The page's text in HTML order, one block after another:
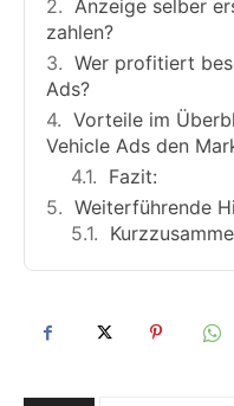
Anzeige selber
zahlen?
Wer profitiert
Ads?
Vorteile im
Vehicle Ads den
Fazit:
Weiterführende